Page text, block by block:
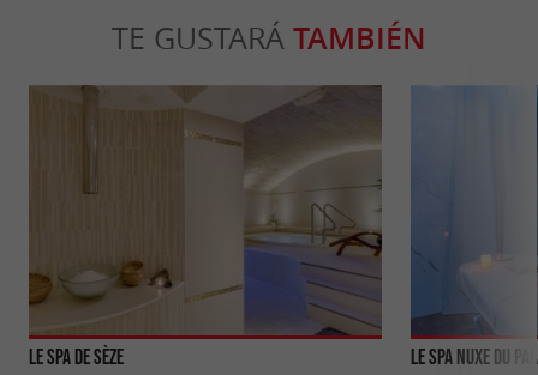
TE GUSTARÁ TAMBIÉN
Le Spa de Sèze Le Spa Nuxe du